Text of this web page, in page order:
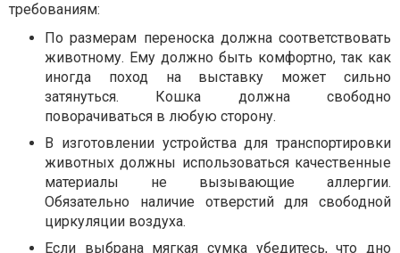
требованиям:
По размерам переноска должна соответствовать
животному. Ему должно быть комфортно, так как
иногда поход на выставку может сильно
затянуться. Кошка должна свободно
поворачиваться в любую сторону.
В изготовлении устройства для транспортировки
животных должны использоваться качественные
материалы не вызывающие аллергии.
Обязательно наличие отверстий для свободной
циркуляции воздуха.
Если выбрана мягкая сумка убедитесь, что дно